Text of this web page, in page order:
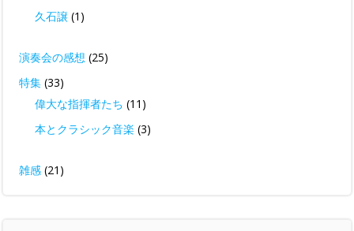
久石譲 (1)
演奏会の感想 (25)
特集 (33)
偉大な指揮者たち (11)
本とクラシック音楽 (3)
雑感 (21)